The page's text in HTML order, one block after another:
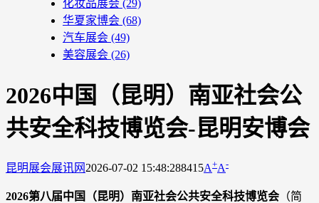
化妆品展会 (29)
华夏家博会 (68)
汽车展会 (49)
美容展会 (26)
2026中国（昆明）南亚社会公
共安全科技博览会-昆明安博会
昆明展会展讯网 2026-07-02 15:48:288415A+A-
2026第八届中国（昆明）南亚社会公共安全科技博览会 （简